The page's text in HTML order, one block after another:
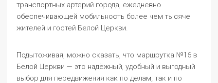
транспортных артерий города, ежедневно
обеспечивающей мобильность более чем тысяче
жителей и гостей Белой Церкви.
Подытоживая, можно сказать, что маршрутка №16 в
Белой Церкви — это надёжный, удобный и выгодный
выбор для передвижения как по делам, так и по